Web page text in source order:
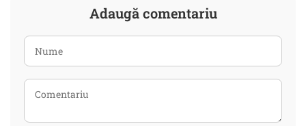
Adaugă comentariu